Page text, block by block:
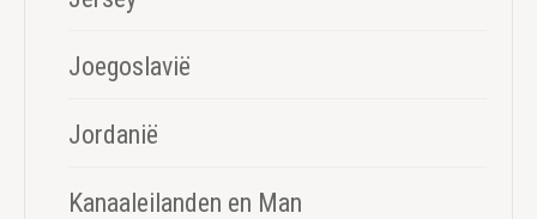
Joegoslavië
Jordanië
Kanaaleilanden en Man